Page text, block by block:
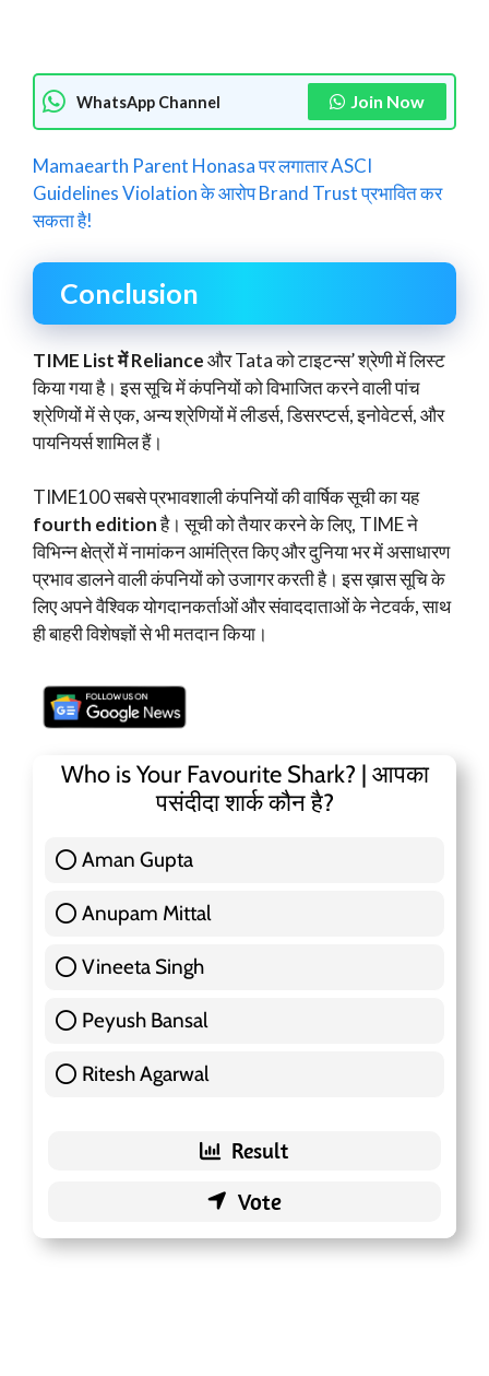
WhatsApp Channel Join Now
Mamaearth Parent Honasa पर लगातार ASCI
Guidelines Violation के आरोप Brand Trust प्रभावित कर
सकता है!
Conclusion
TIME List में Relianceऔर Tata को टाइटन्स’ श्रेणी में लिस्ट
किया गया है। इस सूचि में कंपनियों को विभाजित करने वाली पांच
श्रेणियों में से एक, अन्य श्रेणियों में लीडर्स, डिसरप्टर्स, इनोवेटर्स, और
पायनियर्स शामिल हैं।
TIME100 सबसे प्रभावशाली कंपनियों की वार्षिक सूची का यह
fourth editionहै। सूची को तैयार करने के लिए, TIME ने
विभिन्न क्षेत्रों में नामांकन आमंत्रित किए और दुनिया भर में असाधारण
प्रभाव डालने वाली कंपनियों को उजागर करती है। इस ख़ास सूचि के
लिए अपने वैश्विक योगदानकर्ताओं और संवाददाताओं के नेटवर्क, साथ
ही बाहरी विशेषज्ञों से भी मतदान किया।
Who is Your Favourite Shark? | आपका
पसंदीदा शार्क कौन है?
Aman Gupta
Anupam Mittal
Vineeta Singh
Peyush Bansal
Ritesh Agarwal